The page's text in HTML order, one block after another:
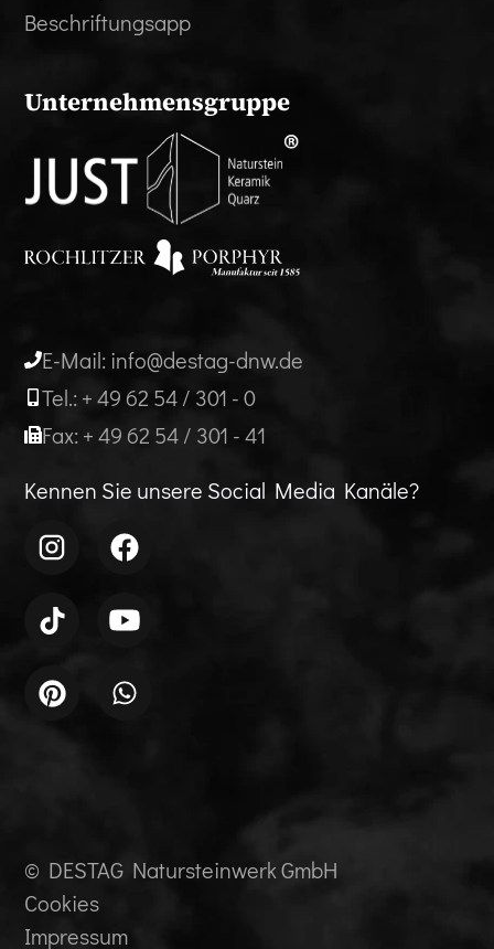
Beschriftungsapp
Unternehmensgruppe
E-Mail: info@destag-dnw.de
Tel.: + 49 62 54 / 301 - 0
Fax: + 49 62 54 / 301 - 41
Kennen Sie unsere Social Media Kanäle?
© DESTAG Natursteinwerk GmbH
Cookies
Impressum